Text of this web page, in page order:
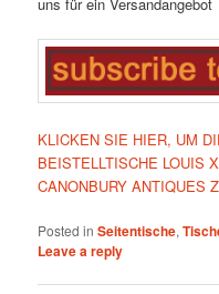
KLICKEN SIE HIER, UM
BEISTELLTISCHE LOUIS
CANONBURY ANTIQUES
Posted in Seitentische,
Leave a reply